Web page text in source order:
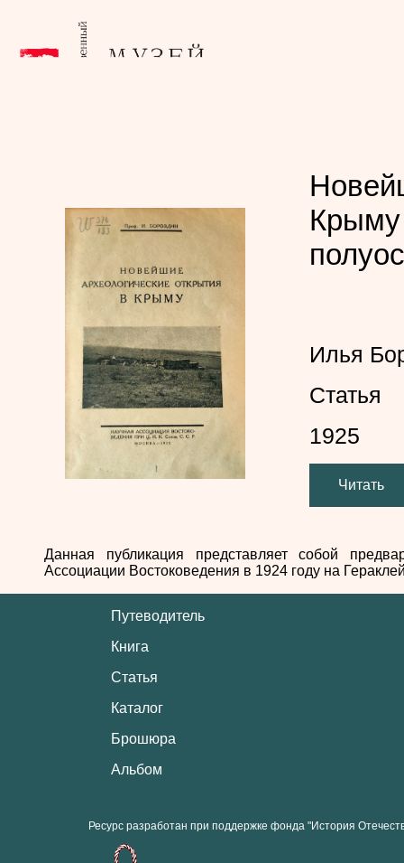
Крыму
Илья
Статья
1925
Читать
Данная публикация представляет собой
Ассоциации Востоковедения в 1924 году на
Путеводитель
Книга
Статья
Каталог
Брошюра
Альбом
Ресурс разработан при поддержке фонда "История